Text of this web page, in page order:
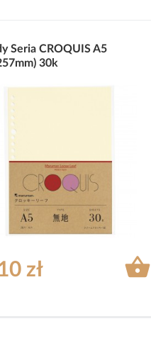
Seria CROQUIS A5
30k
zł 